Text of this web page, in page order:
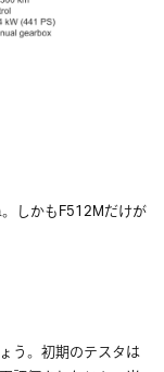
しかもF512Mだけが
う。初期のテスタは